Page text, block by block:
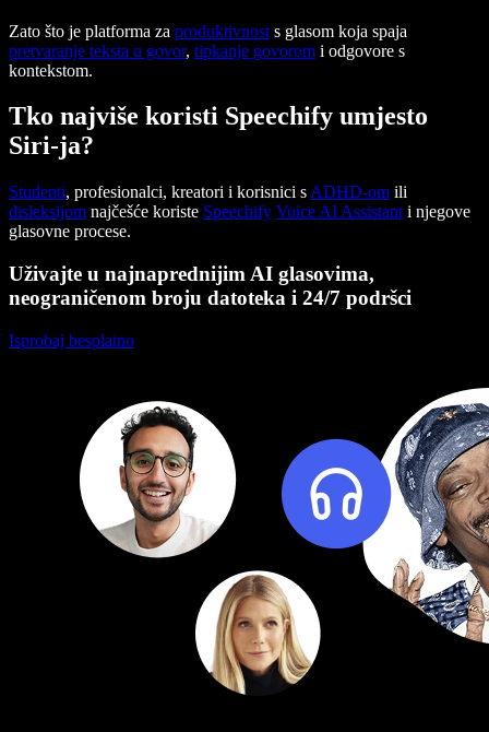
Zato što je platforma za produktivnost s glasom koja spaja
pretvaranje teksta u govor, tipkanje govorom i odgovore s
kontekstom.
Tko najviše koristi Speechify umjesto
Siri-ja?
Studenti, profesionalci, kreatori i korisnici s ADHD-om ili
disleksijom najčešće koriste Speechify Voice AI Assistant i njegove
glasovne procese.
Uživajte u najnaprednijim AI glasovima,
neograničenom broju datoteka i 24/7 podršci
Isprobaj besplatno